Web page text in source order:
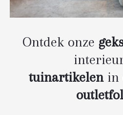
Ontdek onze
tuinartikelenin